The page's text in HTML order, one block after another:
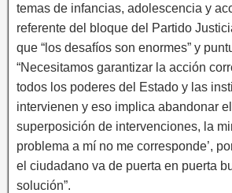
temas de infancias, adolescencia y
referente del bloque del Partido
que “los desafíos son enormes” y
“Necesitamos garantizar la acción
todos los poderes del Estado y las
intervienen y eso implica abandonar
superposición de intervenciones, la
problema a mí no me corresponde’,
el ciudadano va de puerta en puerta
solución”.